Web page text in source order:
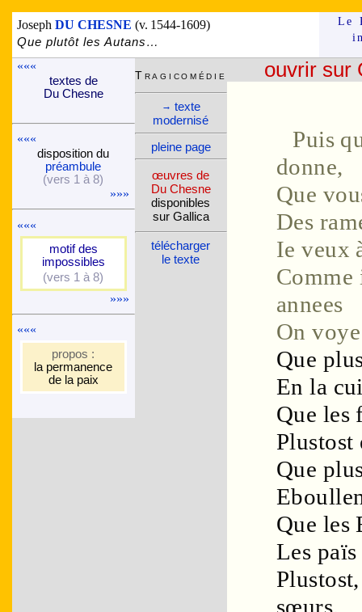
JosephDU CHESNE (v. 1544-1609)
Que plutôt les Autans…
Le
«««
textes de
Du Chesne
«««
dispo­si­tion du
pré­am­bule
(vers 1 à 8)
»»»
«««
motif des
impos­sibles
(vers 1 à 8)
»»»
«««
propos :
la perma­nence
de la paix
ouvrir sur
Puis
donne,
Que
Des
Ie veux
annees
On
Que
En la
Que les
Que
Que les
Les
sœurs,
Tragi­comé­die
→ texte
moder­nisé
pleine page
œuvres de
Du Chesne
dispo­nibles
sur Gallica
télé­charger
le texte